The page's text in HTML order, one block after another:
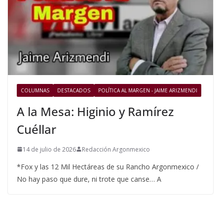
COLUMNAS DESTACADOS POLÍTICA AL MARGEN - JAIME ARIZMENDI
A la Mesa: Higinio y Ramírez
Cuéllar
14 de julio de 2026 Redacción Argonmexico
*Fox y las 12 Mil Hectáreas de su Rancho Argonmexico /
No hay paso que dure, ni trote que canse… A